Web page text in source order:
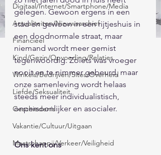
Digitaal/Internet/Smartphone/Media
Actualiteiten/Nieuwsarchief
Financieel
Kind/Gezin/Opvoeding/Relaties
Winkels/Bedrijven/Sites/Overheid
Liefde/Seksualiteit
Geschiedenis
Vakantie/Cultuur/Uitgaan
Maatschappij/Verkeer/Veiligheid
gelegen. Gewoon ergens in een
stad en gewoon in een rijtjeshuis in
een doodnormale straat, maar
niemand wordt meer gemist
tegenwoordig. Zoiets was vroeger
nooit en te nimmer gebeurd, maar
onze samenleving wordt helaas
steeds meer individualistisch,
onpersoonlijker en asocialer.
Ons kent ons